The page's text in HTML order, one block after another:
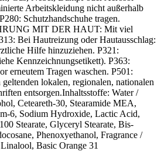
Arbeitskleidung nicht außerhalb
Schutzhandschuhe tragen.
MIT DER HAUT: Mit viel
Bei Hautreizung oder Hautausschlag:
Hilfe hinzuziehen. P321:
Kennzeichnungsetikett). P363:
erneutem Tragen waschen. P501:
lokalen, regionalen, nationalen
entsorgen.Inhaltsstoffe: Water /
Ceteareth-30, Stearamide MEA,
6, Sodium Hydroxide, Lactic Acid,
Stearate, Glyceryl Stearate, Bis-
Phenoxyethanol, Fragrance /
Basic Orange 31